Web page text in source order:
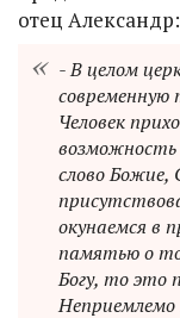
отец Александр:
- В целом
современную
Человек
слово Божие,
окунаемся в
памятью о
Богу, то это
Неприемлемо